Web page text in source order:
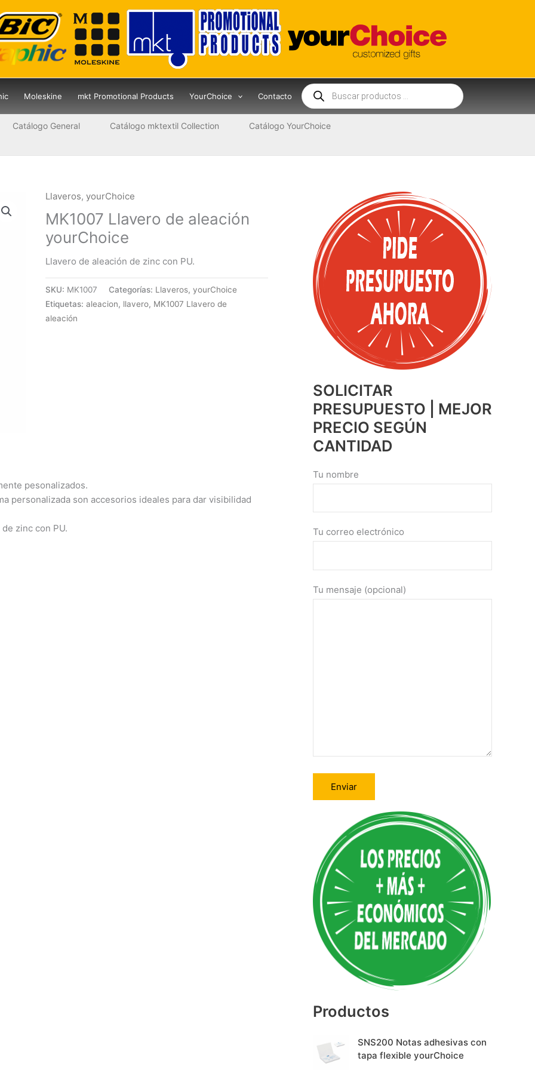
Moleskine mkt Promotional Products YourChoice Contacto
Búsqueda
de
productos
Catálogo General Catálogo mktextil Collection
Catálogo YourChoice
Llaveros,yourChoice
MK1007 Llavero de aleación
yourChoice
Llavero de aleación de zinc con PU.
SKU: MK1007 Categorías: Llaveros,yourChoice
Etiquetas:aleacion, llavero, MK1007 Llavero de
aleación
pesonalizados.
personalizada son accesorios ideales para dar visibilidad
zinc con PU.
SOLICITAR
PRESUPUESTO | MEJOR
PRECIO SEGÚN
CANTIDAD
Tu nombre
Tu correo electrónico
Tu mensaje (opcional)
e
r
n
a
:Productos
SNS200 Notas adhesivas con
tapa flexible yourChoice